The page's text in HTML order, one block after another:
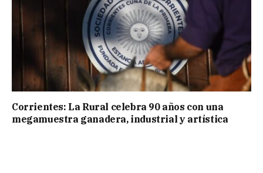
Corrientes: La Rural celebra 90 años con una
megamuestra ganadera, industrial y artística